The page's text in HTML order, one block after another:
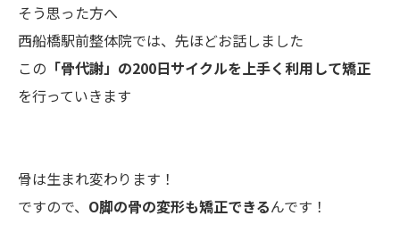
そう思った方へ
西船橋駅前整体院では、先ほどお話しました
この 「骨代謝」の200日サイクルを上手く利用して矯正
を行っていきます
骨は生まれ変わります！
ですので、 O脚の骨の変形も矯正できるんです！